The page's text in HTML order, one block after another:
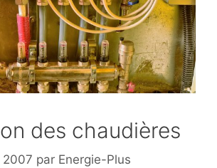
des chaudières
2007 par Energie-Plus